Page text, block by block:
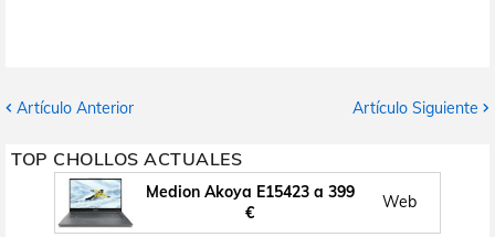
Artículo Anterior Artículo Siguiente
TOP CHOLLOS ACTUALES
Medion Akoya E15423 a 399
€
Web